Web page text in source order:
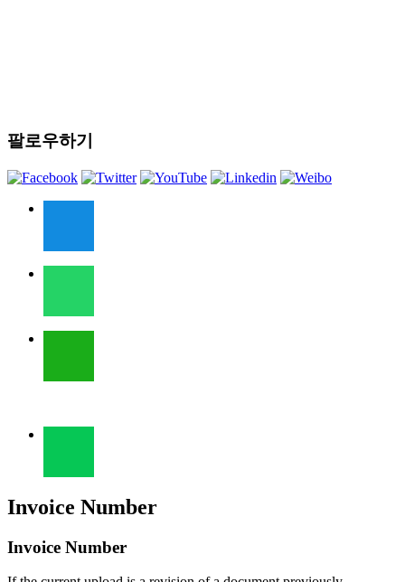
팔로우하기
Invoice Number
Invoice Number